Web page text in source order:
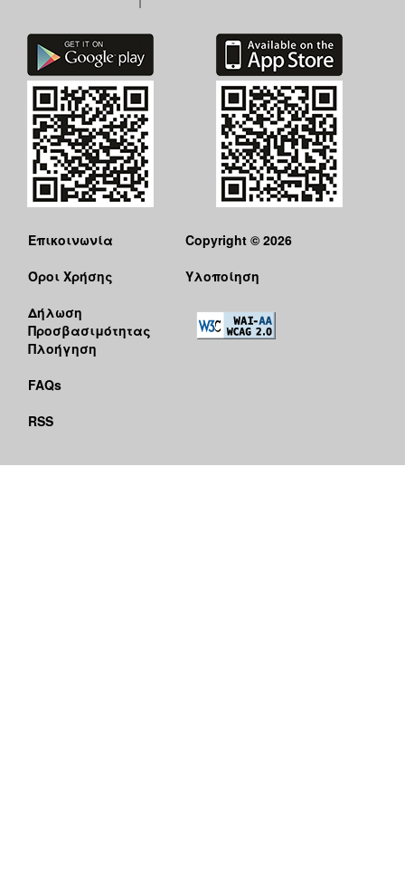
Επικοινωνία
Όροι Χρήσης
Δήλωση
Προσβασιμότητας
Πλοήγηση
FAQs
RSS
Copyright © 2026
Υλοποίηση